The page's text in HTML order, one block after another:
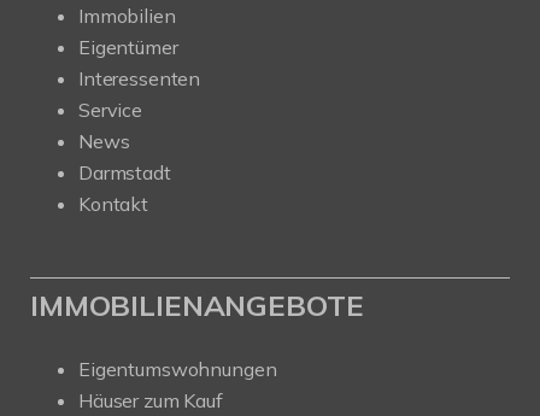
Immobilien
Eigentümer
Interessenten
Service
News
Darmstadt
Kontakt
IMMOBILIENANGEBOTE
Eigentumswohnungen
Häuser zum Kauf